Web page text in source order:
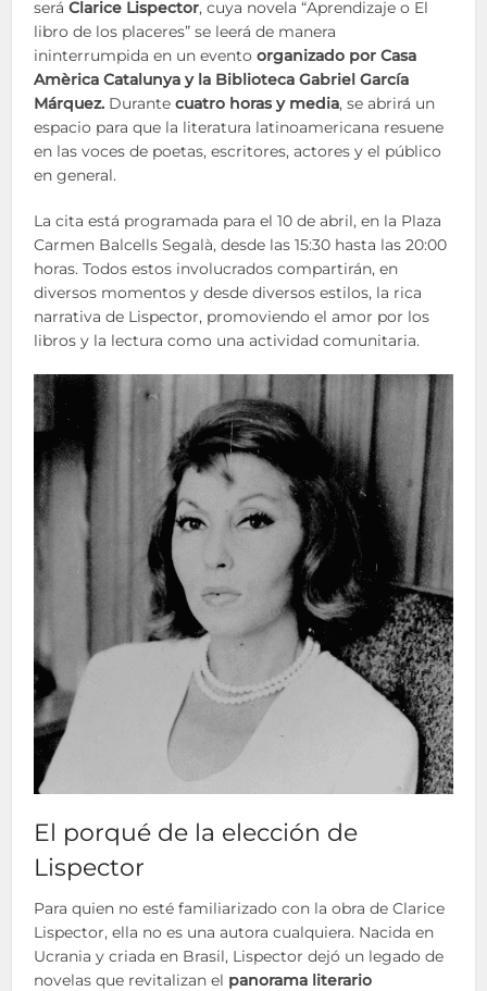
seráClarice Lispector, cuya novela “Aprendizaje o El
libro de los placeres” se leerá de manera
ininterrumpida en un eventoorganizado por Casa
Amèrica Catalunya y la Biblioteca Gabriel García
Márquez. Durantecuatro horas y media, se abrirá un
espacio para que la literatura latinoamericana resuene
en las voces de poetas, escritores, actores y el público
en general.
La cita está programada para el 10 de abril, en la Plaza
Carmen Balcells Segalà, desde las 15:30 hasta las 20:00
horas. Todos estos involucrados compartirán, en
diversos momentos y desde diversos estilos, la rica
narrativa de Lispector, promoviendo el amor por los
libros y la lectura como una actividad comunitaria.
El porqué de la elección de
Lispector
Para quien no esté familiarizado con la obra de Clarice
Lispector, ella no es una autora cualquiera. Nacida en
Ucrania y criada en Brasil, Lispector dejó un legado de
novelas que revitalizan el panorama literario